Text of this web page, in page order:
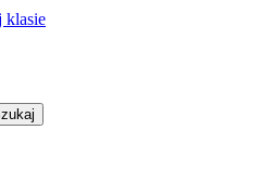
klasie